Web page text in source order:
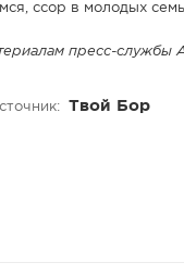
ссор в молодых
пресс-службы
Твой Бор